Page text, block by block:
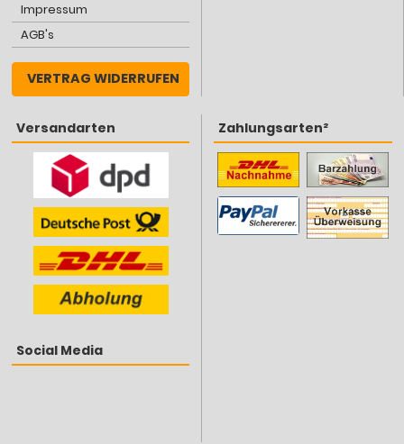
Impressum
AGB's
VERTRAG WIDERRUFEN
Versandarten
Social Media
Zahlungsarten²